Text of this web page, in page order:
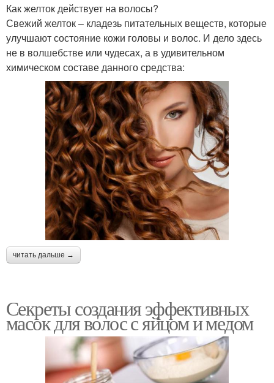
Как желток действует на волосы?
Свежий желток – кладезь питательных веществ, которые
улучшают состояние кожи головы и волос. И дело здесь
не в волшебстве или чудесах, а в удивительном
химическом составе данного средства:
читать дальше →
Секреты создания эффективных
масок для волос с яйцом и медом